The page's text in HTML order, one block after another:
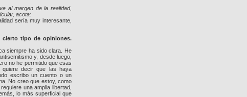
al margen de la realidad,
acota:
sería muy interesante,
cierto tipo de opiniones.
siempre ha sido clara. He
y, desde luego,
no he permitido que esas
quiere decir que las haya
escribo un cuento o un
No creo que estoy, como
una amplia libertad,
lo más superficial que